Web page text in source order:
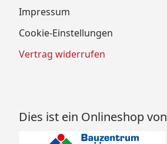
Impressum
Cookie-Einstellungen
Vertrag widerrufen
Dies ist ein Onlineshop von